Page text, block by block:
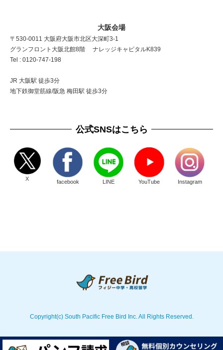
大阪会場
〒530-0011 大阪府大阪市北区大深町3-1
グランフロント大阪北館8階 ナレッジキャピタルK839
Tel : 0120-747-198
JR 大阪駅 徒歩3分
地下鉄御堂筋線/阪急 梅田駅 徒歩3分
公式SNSはこちら
X facebook LINE YouTube Instagram
Copyright(c) South Pacific Free Bird Inc. All Rights Reserved.